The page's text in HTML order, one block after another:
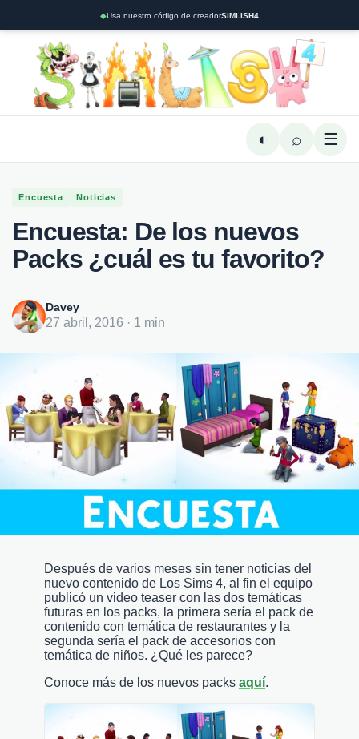
◆Usa nuestro código de creadorSIMLISH4
◐ ⌕ ☰
Encuesta Noticias
Encuesta: De los nuevos
Packs ¿cuál es tu favorito?
Davey
27 abril, 2016 · 1 min
Después de varios meses sin tener noticias del
nuevo contenido de Los Sims 4, al fin el equipo
publicó un video teaser con las dos temáticas
futuras en los packs, la primera sería el pack de
contenido con temática de restaurantes y la
segunda sería el pack de accesorios con
temática de niños. ¿Qué les parece?
Conoce más de los nuevos packs aquí.